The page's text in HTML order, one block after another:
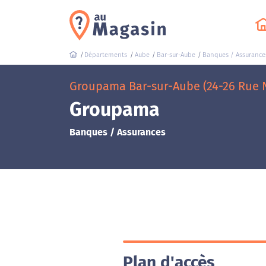
Départements Aube Bar-sur-Aube Banques /
Groupama Bar-sur-Aube (24-26 Rue
Groupama
Banques / Assurances